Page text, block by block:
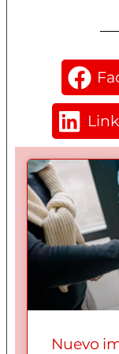
Nuevo